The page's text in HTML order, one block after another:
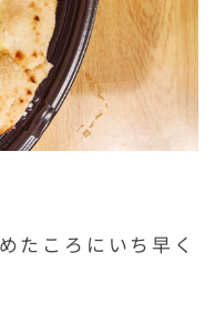
たころにいち早く